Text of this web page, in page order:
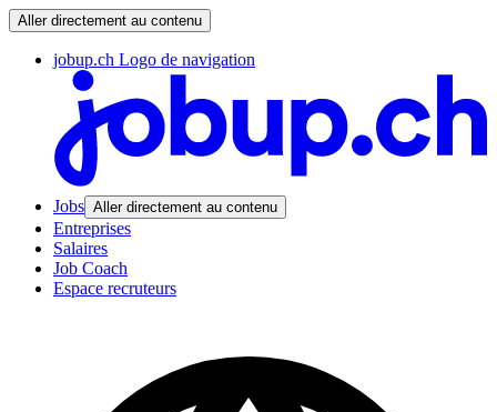
Aller directement au contenu
jobup.ch Logo de navigation
Jobs Aller directement au contenu
Entreprises
Salaires
Job Coach
Espace recruteurs